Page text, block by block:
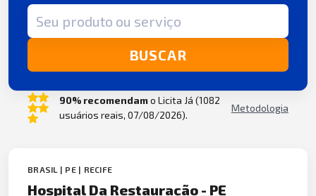
Termo de busca
BUSCAR
90% recomendamo Licita Já (1082
usuários reais, 07/08/2026).
Metodologia
BRASIL | PE | RECIFE
Hospital Da Restauração - PE